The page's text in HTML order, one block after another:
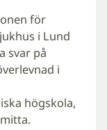
för
i Lund
svar på
i
högskola,